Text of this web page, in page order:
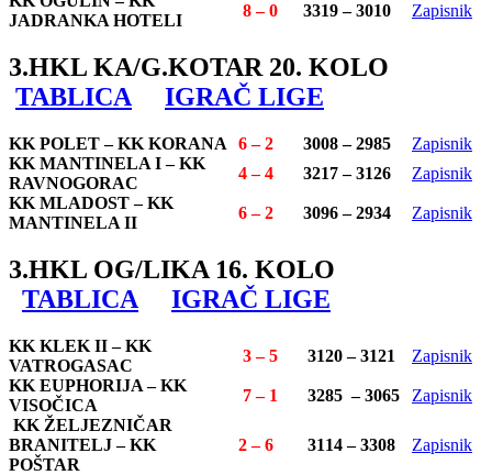
JADRANKA HOTELI
8 – 0 3319 – 3010 Zapisnik
3.HKL KA/G.KOTAR 20. KOLO
TABLICA
IGRAČ LIGE
KK POLET – KK KORANA 6 – 2 3008 – 2985
Zapisnik
KK MANTINELA I – KK
RAVNOGORAC
4 – 4 3217 – 3126
Zapisnik
KK MLADOST – KK
MANTINELA II
6 – 2 3096 – 2934 Zapisnik
3.HKL OG/LIKA 16. KOLO
TABLICA
IGRAČ LIGE
KK KLEK II – KK
VATROGASAC
3 – 5 3120 – 3121
Zapisnik
KK EUPHORIJA – KK
VISOČICA
7 – 1 3285 – 3065
Zapisnik
KK ŽELJEZNIČAR
BRANITELJ – KK
POŠTAR
2 – 6 3114 – 3308 Zapisnik